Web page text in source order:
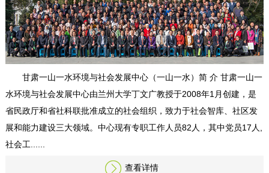
甘肃一山一水环境与社会发展中心（一山一水）简 介 甘肃一山一
水环境与社会发展中心由兰州大学丁文广教授于2008年1月创建，是
省民政厅和省社科联批准成立的社会组织，致力于社会智库、社区发
展和能力建设三大领域。中心现有专职工作人员82人，其中党员17人,
社会工......
查看详情